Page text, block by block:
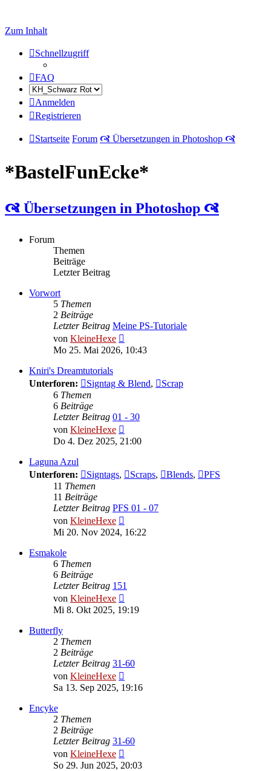
Zum Inhalt
Schnellzugriff
FAQ
Anmelden
Registrieren
Startseite Forum 🙧 Übersetzungen in Photoshop 🙧
*BastelFunEcke*
🙧 Übersetzungen in Photoshop 🙧
Forum
Themen
Beiträge
Letzter Beitrag
Vorwort
5 Themen
2 Beiträge
Letzter Beitrag Meine PS-Tutoriale
von KleineHexe
Beitrag
Mo 25. Mai 2026, 10:43
Kniri's Dreamtutorials
Unterforen:
Signtag & Blend,
Scrap
6 Themen
6 Beiträge
Letzter Beitrag 01 - 30
von KleineHexe
Beitrag
Do 4. Dez 2025, 21:00
Laguna Azul
Unterforen:
Signtags, Scraps, Blends,
PFS
11 Themen
11 Beiträge
Letzter Beitrag PFS 01 - 07
von KleineHexe
Beitrag
Mi 20. Nov 2024, 16:22
Esmakole
6 Themen
6 Beiträge
Letzter Beitrag 151
von KleineHexe
Beitrag
Mi 8. Okt 2025, 19:19
Butterfly
2 Themen
2 Beiträge
Letzter Beitrag 31-60
von KleineHexe
Beitrag
Sa 13. Sep 2025, 19:16
Encyke
2 Themen
2 Beiträge
Letzter Beitrag 31-60
von KleineHexe
Beitrag
So 29. Jun 2025, 20:03